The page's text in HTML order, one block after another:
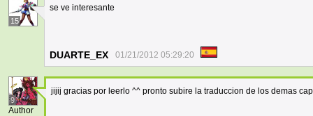
15
se ve interesante
DUARTE_EX 01/21/2012 05:29:20
9
Author
jijij gracias por leerlo ^^ pronto subire la traduccion de los demas